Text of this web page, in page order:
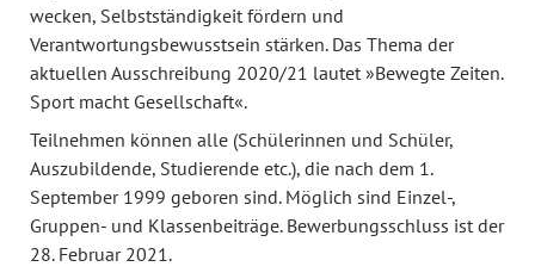
wecken, Selbstständigkeit fördern und
Verantwortungsbewusstsein stärken. Das Thema der
aktuellen Ausschreibung 2020/21 lautet »Bewegte Zeiten.
Sport macht Gesellschaft«.
Teilnehmen können alle (Schülerinnen und Schüler,
Auszubildende, Studierende etc.), die nach dem 1.
September 1999 geboren sind. Möglich sind Einzel-,
Gruppen- und Klassenbeiträge. Bewerbungsschluss ist der
28. Februar 2021.